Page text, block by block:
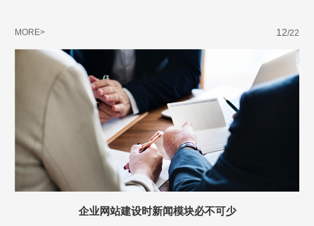
MORE> 12/22
企业网站建设时新闻模块必不可少